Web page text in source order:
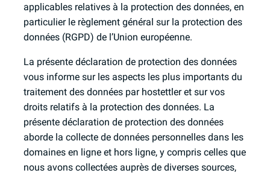
applicables relatives à la protection des données, en
particulier le règlement général sur la protection des
données (RGPD) de l’Union européenne.
La présente déclaration de protection des données
vous informe sur les aspects les plus importants du
traitement des données par hostettler et sur vos
droits relatifs à la protection des données. La
présente déclaration de protection des données
aborde la collecte de données personnelles dans les
domaines en ligne et hors ligne, y compris celles que
nous avons collectées auprès de diverses sources,